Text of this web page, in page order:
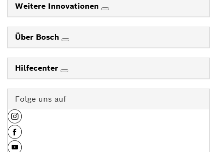
Weitere Innovationen
Über Bosch
Hilfecenter
Folge uns auf